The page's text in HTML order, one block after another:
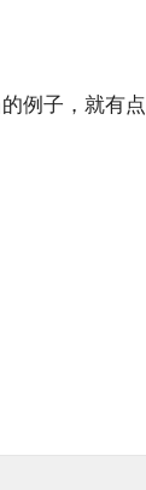
例子，就有点